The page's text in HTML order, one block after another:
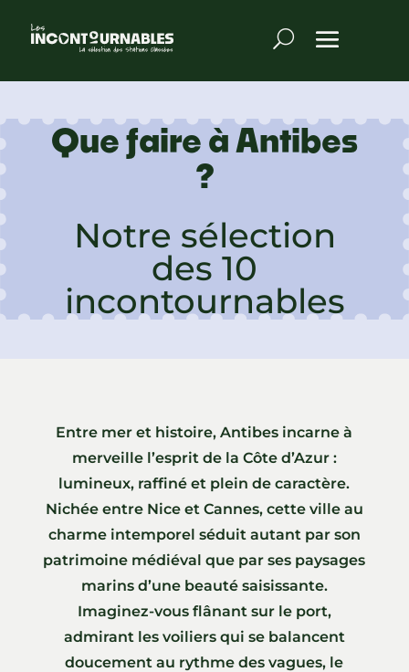
Que faire à Antibes
?
Notre sélection
des 10
incontournables
Entre mer et histoire, Antibes incarne à
merveille l’esprit de la Côte d’Azur :
lumineux, raffiné et plein de caractère.
Nichée entre Nice et Cannes, cette ville au
charme intemporel séduit autant par son
patrimoine médiéval que par ses paysages
marins d’une beauté saisissante.
Imaginez-vous flânant sur le port,
admirant les voiliers qui se balancent
doucement au rythme des vagues, le